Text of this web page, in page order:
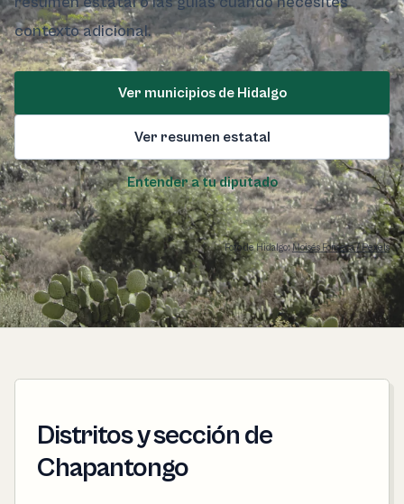
contexto adicional.
Ver municipios de Hidalgo
Ver resumen estatal
Entender a tu diputado
Foto de Hidalgo:Moisés Fonseca / Pexels
Distritos y sección de
Chapantongo